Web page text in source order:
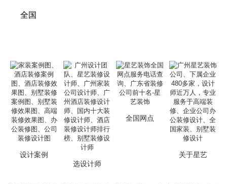
全国
设计案例
选设计师
全国网点
关于星艺